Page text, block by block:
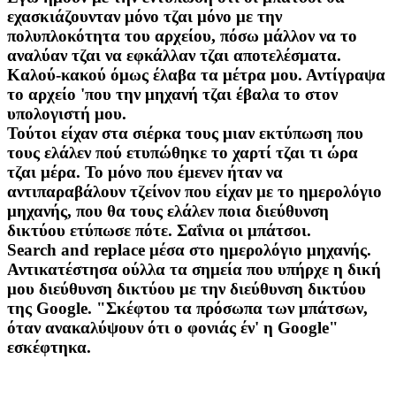
εχασκιάζουνταν μόνο τζαι μόνο με την
πολυπλοκότητα του αρχείου, πόσω μάλλον να το
αναλύαν τζαι να εφκάλλαν τζαι αποτελέσματα.
Καλού-κακού όμως έλαβα τα μέτρα μου. Αντίγραψα
το αρχείο 'που την μηχανή τζαι έβαλα το στον
υπολογιστή μου.
Τούτοι είχαν στα σιέρκα τους μιαν εκτύπωση που
τους ελάλεν πού ετυπώθηκε το χαρτί τζαι τι ώρα
τζαι μέρα. Το μόνο που έμενεν ήταν να
αντιπαραβάλουν τζείνον που είχαν με το ημερολόγιο
μηχανής, που θα τους ελάλεν ποια διεύθυνση
δικτύου ετύπωσε πότε. Σαΐνια οι μπάτσοι.
Search and replace μέσα στο ημερολόγιο μηχανής.
Αντικατέστησα ούλλα τα σημεία που υπήρχε η δική
μου διεύθυνση δικτύου με την διεύθυνση δικτύου
της Google. "Σκέφτου τα πρόσωπα των μπάτσων,
όταν ανακαλύψουν ότι ο φονιάς έν' η Google"
εσκέφτηκα.